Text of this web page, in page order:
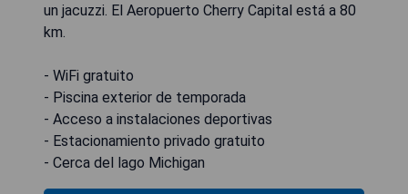
un jacuzzi. El Aeropuerto Cherry Capital está a 80
km.
- WiFi gratuito
- Piscina exterior de temporada
- Acceso a instalaciones deportivas
- Estacionamiento privado gratuito
- Cerca del lago Michigan